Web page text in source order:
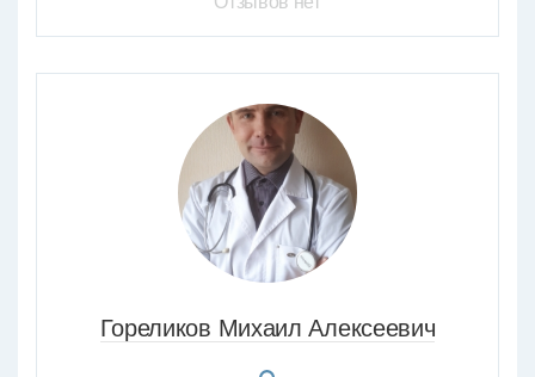
Гореликов Михаил Алексеевич